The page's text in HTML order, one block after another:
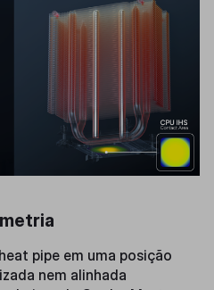
pipe em uma posição
nem alinhada